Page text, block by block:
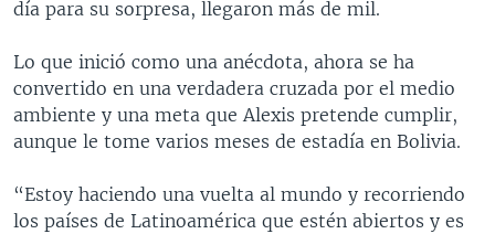
día para su sorpresa, llegaron más de mil.
Lo que inició como una anécdota, ahora se ha
convertido en una verdadera cruzada por el medio
ambiente y una meta que Alexis pretende cumplir,
aunque le tome varios meses de estadía en Bolivia.
“Estoy haciendo una vuelta al mundo y recorriendo
los países de Latinoamérica que estén abiertos y es